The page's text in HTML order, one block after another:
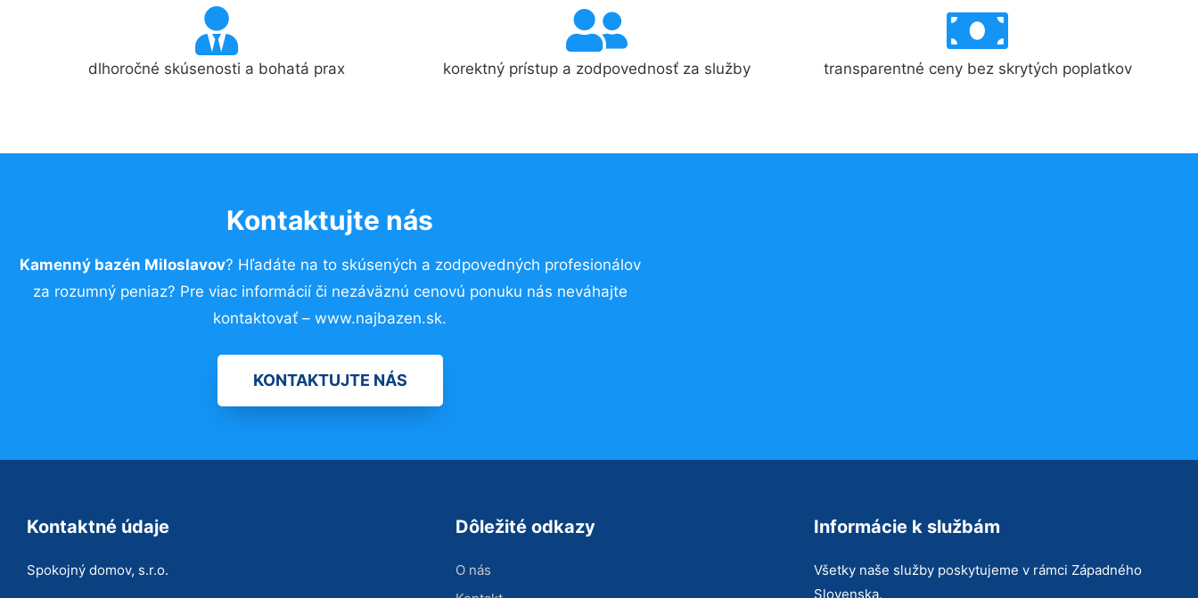
dlhoročné skúsenosti a bohatá prax korektný prístup a zodpovednosť za služby transparentné ceny bez skrytých poplatkov
Kontaktujte nás
Kamenný bazén Miloslavov? Hľadáte na to skúsených a zodpovedných profesionálov
za rozumný peniaz? Pre viac informácií či nezáväznú cenovú ponuku nás neváhajte
kontaktovať – www.najbazen.sk.
KONTAKTUJTE NÁS
Kontaktné údaje
Spokojný domov, s.r.o.
Dôležité odkazy
O nás
Informácie k službám
Všetky naše služby poskytujeme v rámci Západného
Slovenska.